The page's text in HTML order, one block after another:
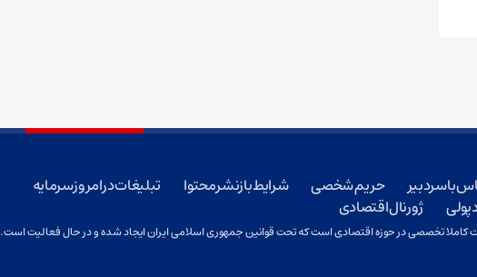
با سردبیر حریم شخصی شرایط بازنشر محتوا
تبلیغات در امروز سرمایه
پولی ژورنال اقتصادی
تخصصی در حوزه اقتصادی است که تحت قوانین جمهوری اسلامی ایران ایجاد شده و در حال فعالیت است.